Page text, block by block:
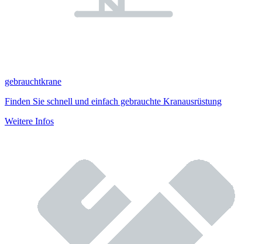
gebrauchtkrane
Finden Sie schnell und einfach gebrauchte Kranausrüstung
Weitere Infos